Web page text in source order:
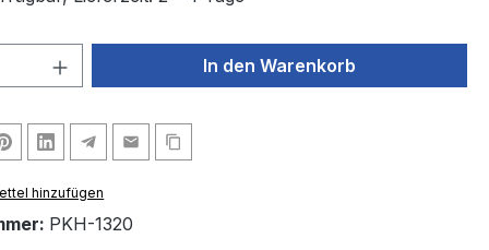
Anzahl: Gib den gewünschten Wert
In den Warenkorb
hinzufügen
PKH-1320